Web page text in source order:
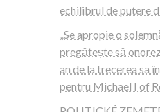
echilibrul de putere
„Se apropie o
pregătește să
an de la trecerea sa
pentru Michael I of